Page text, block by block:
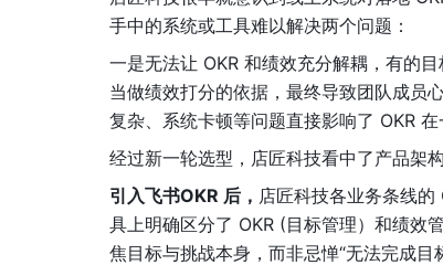
手中的系统或工具难以解决两个问题：
一是无法让 OKR 和绩效充分解耦，有的
当做绩效打分的依据，最终导致团队成员
复杂、系统卡顿等问题直接影响了 OKR 在
经过新一轮选型，店匠科技看中了产品架
引入飞书OKR 后， 店匠科技各业务条线
具上明确区分了 OKR (目标管理）和绩效
焦目标与挑战本身，而非忌惮“无法完成目